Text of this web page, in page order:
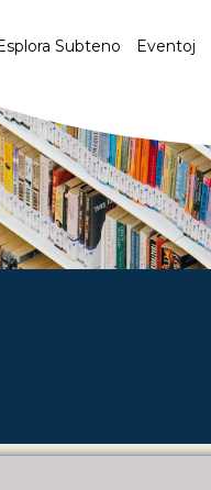
Subteno Eventoj